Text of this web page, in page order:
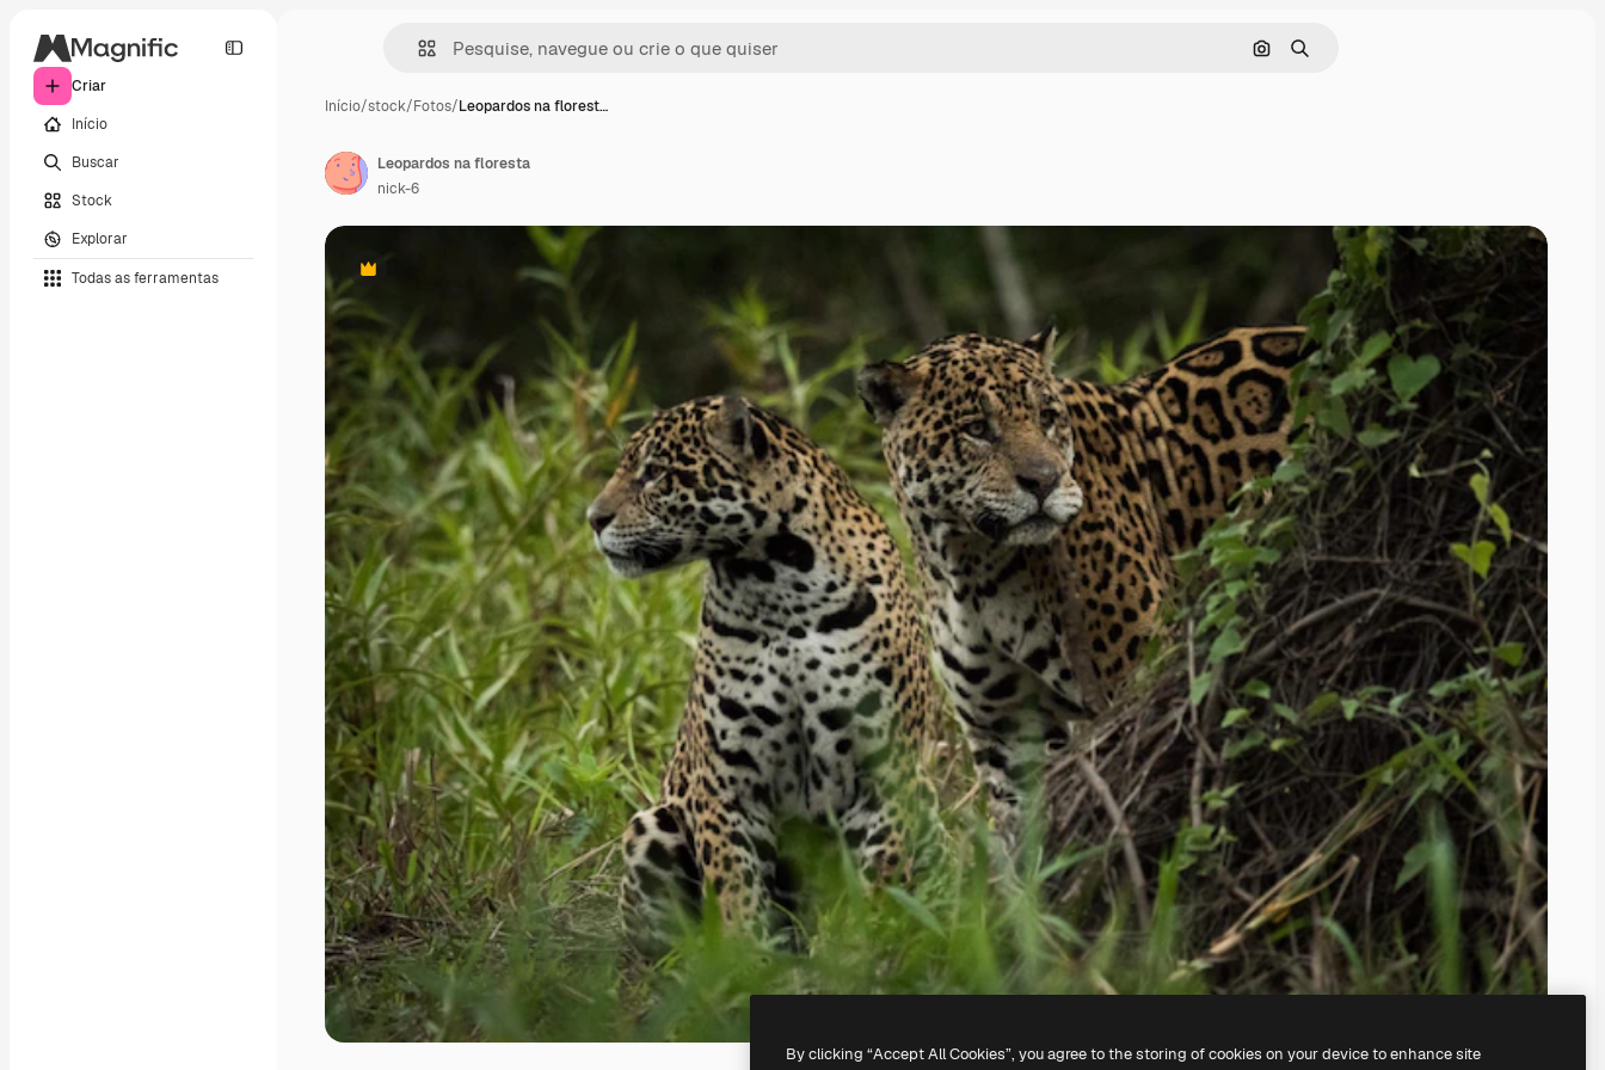
Criar
Início
Buscar
Stock
Explorar
Todas as ferramentas
Pesquisar por imagem
Buscar
Início/stock/Fotos/Leopardos na florest…
Premium
Leopardos na floresta
nick-6
By clicking “Accept All Cookies”, you agree to the storing of cookies on your device to enhance site